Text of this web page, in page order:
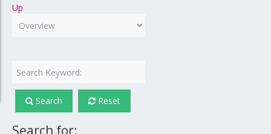
Up
Search Keyword:
Search Reset
Search for: